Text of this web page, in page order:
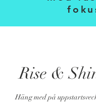
Rise &
Häng med på